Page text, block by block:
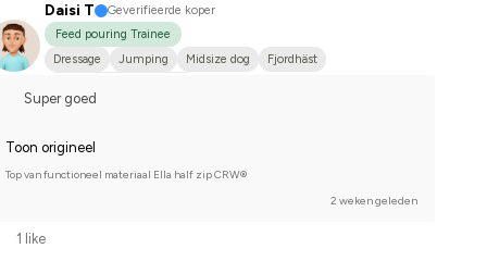
Daisi T
Geverifieerde koper
Feed pouring Trainee
Dressage
Jumping Midsize dog
Fjordhäst
Super goed
Toon origineel
Top van functioneel materiaal Ella half zip CRW®
2 weken geleden
1 like